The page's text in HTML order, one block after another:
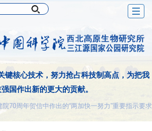
键核心技术，努力抢占科技制高点，为把我
国作出新的更大的贡献。
70周年贺信中作出的“两加快一努力”重要指示要求